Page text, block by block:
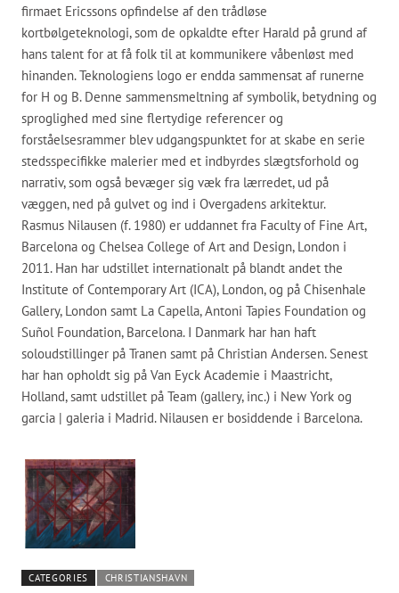
firmaet Ericssons opfindelse af den trådløse
kortbølgeteknologi, som de opkaldte efter Harald på grund af
hans talent for at få folk til at kommunikere våbenløst med
hinanden. Teknologiens logo er endda sammensat af runerne
for H og B. Denne sammensmeltning af symbolik, betydning og
sproglighed med sine flertydige referencer og
forståelsesrammer blev udgangspunktet for at skabe en serie
stedsspecifikke malerier med et indbyrdes slægtsforhold og
narrativ, som også bevæger sig væk fra lærredet, ud på
væggen, ned på gulvet og ind i Overgadens arkitektur.
Rasmus Nilausen (f. 1980) er uddannet fra Faculty of Fine Art,
Barcelona og Chelsea College of Art and Design, London i
2011. Han har udstillet internationalt på blandt andet the
Institute of Contemporary Art (ICA), London, og på Chisenhale
Gallery, London samt La Capella, Antoni Tapies Foundation og
Suñol Foundation, Barcelona. I Danmark har han haft
soloudstillinger på Tranen samt på Christian Andersen. Senest
har han opholdt sig på Van Eyck Academie i Maastricht,
Holland, samt udstillet på Team (gallery, inc.) i New York og
garcia | galeria i Madrid. Nilausen er bosiddende i Barcelona.
CATEGORIES CHRISTIANSHAVN